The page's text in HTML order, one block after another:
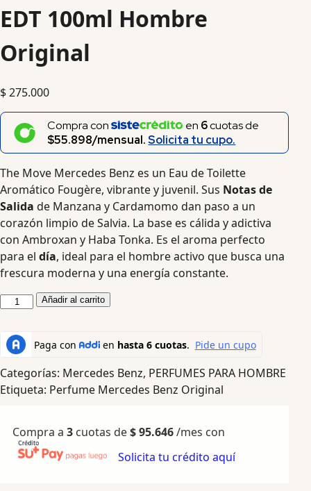
EDT 100ml Hombre
Original
$275.000
Compra con en 6cuotas de
$55.898/mensual.Solicita tu cupo.
The Move Mercedes Benz es un Eau de Toilette
Aromático Fougère, vibrante y juvenil. Sus Notas de
Salida de Manzana y Cardamomo dan paso a un
corazón limpio de Salvia. La base es cálida y adictiva
con Ambroxan y Haba Tonka. Es el aroma perfecto
para el día, ideal para el hombre activo que busca una
frescura moderna y una energía constante.
Añadir al carrito
Categorías: Mercedes Benz, PERFUMES PARA HOMBRE
Etiqueta: Perfume Mercedes Benz Original
Compra a 3 cuotas de$95.646/mes con
Solicita tu crédito aquí